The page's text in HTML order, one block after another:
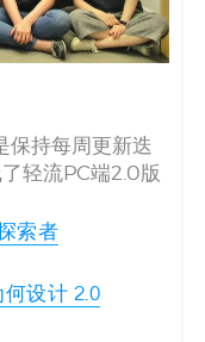
保持每周更新迭
轻流PC端2.0版
索者
设计 2.0